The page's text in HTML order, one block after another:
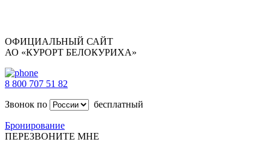
ОФИЦИАЛЬНЫЙ САЙТ
АО «КУРОРТ БЕЛОКУРИХА»
8 800 707 51 82
Звонок по
бесплатный
Бронирование
ПЕРЕЗВОНИТЕ МНЕ